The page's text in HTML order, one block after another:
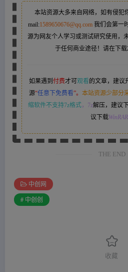
本站资源大多来自网络，如有侵犯
mail:1589650676@qq.com 我们会第一
源为网友个人学习或测试研究使用，
于任何商业途径！请在下载
如果遇到 付费才可 观看 的文章，建议
源“任意下免费看”。 本站资源少部分
缩软件不支持7z格式，7z解压，建议
议下载WinRAR
THE END
中创网
# 中创创
收藏